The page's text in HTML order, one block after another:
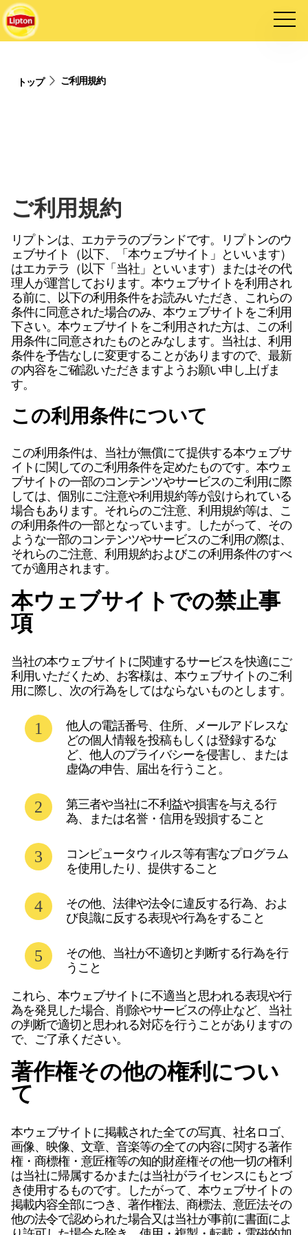
トップ ご利用規約
ご利用規約
リプトンは、 エカテラのブランドです。リプトンのウ
ェブサイト（以下、「本ウェブサイト」といいます）
はエカテラ （以下「当社」といいます）またはその代
理人が運営しております。本ウェブサイトを利用され
る前に、以下の利用条件をお読みいただき、これらの
条件に同意された場合のみ、本ウェブサイトをご利用
下さい。本ウェブサイトをご利用された方は、この利
用条件に同意されたものとみなします。当社は、利用
条件を予告なしに変更することがありますので、最新
の内容をご確認いただきますようお願い申し上げま
す。
この利用条件について
この利用条件は、当社が無償にて提供する本ウェブサ
イトに関してのご利用条件を定めたものです。本ウェ
ブサイトの一部のコンテンツやサービスのご利用に際
しては、個別にご注意や利用規約等が設けられている
場合もあります。それらのご注意、利用規約等は、こ
の利用条件の一部となっています。したがって、その
ような一部のコンテンツやサービスのご利用の際は、
それらのご注意、利用規約およびこの利用条件のすべ
てが適用されます。
本ウェブサイトでの禁止事
項
当社の本ウェブサイトに関連するサービスを快適にご
利用いただくため、お客様は、本ウェブサイトのご利
用に際し、次の行為をしてはならないものとします。
他人の電話番号、住所、メールアドレスな
どの個人情報を投稿もしくは登録するな
ど、他人のプライバシーを侵害し、または
虚偽の申告、届出を行うこと。
第三者や当社に不利益や損害を与える行
為、または名誉・信用を毀損すること
コンピュータウィルス等有害なプログラム
を使用したり、提供すること
その他、法律や法令に違反する行為、およ
び良識に反する表現や行為をすること
その他、当社が不適切と判断する行為を行
うこと
これら、本ウェブサイトに不適当と思われる表現や行
為を発見した場合、削除やサービスの停止など、当社
の判断で適切と思われる対応を行うことがありますの
で、ご了承ください。
著作権その他の権利につい
て
本ウェブサイトに掲載された全ての写真、社名ロゴ、
画像、映像、文章、音楽等の全ての内容に関する著作
権・商標権・意匠権等の知的財産権その他一切の権利
は当社に帰属するかまたは当社がライセンスにもとづ
き使用するものです。したがって、本ウェブサイトの
掲載内容全部につき、著作権法、商標法、意匠法その
他の法令で認められた場合又は当社が事前に書面によ